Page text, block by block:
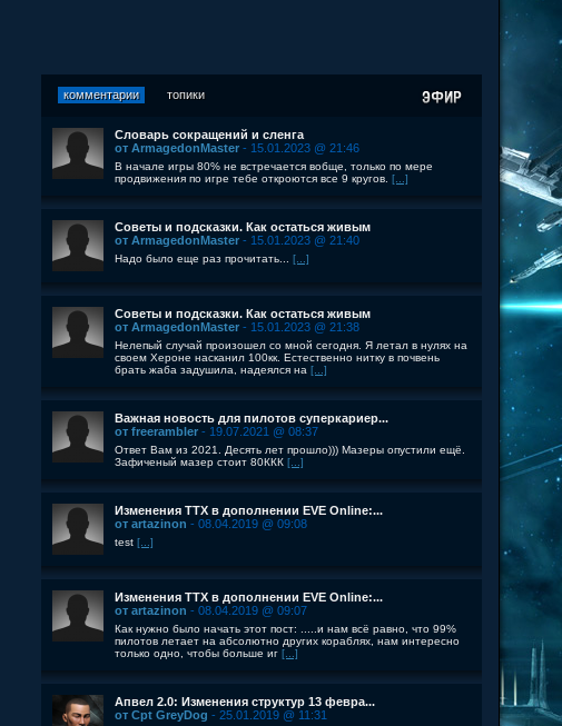
комментарии топики
Словарь сокращений и сленга
от ArmagedonMaster - 15.01.2023 @ 21:46
В начале игры 80% не встречается вобще, только по мере
продвижения по игре тебе откроются все 9 кругов. [...]
Советы и подсказки. Как остаться живым
от ArmagedonMaster - 15.01.2023 @ 21:40
Надо было еще раз прочитать... [...]
Советы и подсказки. Как остаться живым
от ArmagedonMaster - 15.01.2023 @ 21:38
Нелепый случай произошел со мной сегодня. Я летал в нулях на
своем Хероне насканил 100кк. Естественно нитку в почвень
брать жаба задушила, надеялся на [...]
Важная новость для пилотов суперкариер...
от freerambler - 19.07.2021 @ 08:37
Ответ Вам из 2021. Десять лет прошло))) Мазеры опустили ещё.
Зафиченый мазер стоит 80ККК [...]
Изменения ТТХ в дополнении EVE Online:...
от artazinon - 08.04.2019 @ 09:08
test [...]
Изменения ТТХ в дополнении EVE Online:...
от artazinon - 08.04.2019 @ 09:07
Как нужно было начать этот пост: .....и нам всё равно, что 99%
пилотов летает на абсолютно других кораблях, нам интересно
только одно, чтобы больше иг [...]
Апвел 2.0: Изменения структур 13 февра...
от Cpt GreyDog - 25.01.2019 @ 11:31